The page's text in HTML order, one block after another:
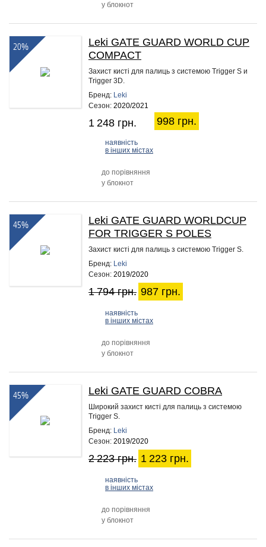
у блокнот
20%
Leki GATE GUARD WORLD CUP
COMPACT
Захист кисті для палиць з системою Trigger S и
Trigger 3D.
Бренд: Leki
Сезон: 2020/2021
1 248 грн. 998 грн.
наявність
в інших містах
до порівняння
у блокнот
45%
Leki GATE GUARD WORLDCUP
FOR TRIGGER S POLES
Захист кисті для палиць з системою Trigger S.
Бренд: Leki
Сезон: 2019/2020
1 794 грн. 987 грн.
наявність
в інших містах
до порівняння
у блокнот
45% Leki GATE GUARD COBRA
Широкий захист кисті для палиць з системою
Trigger S.
Бренд: Leki
Сезон: 2019/2020
2 223 грн. 1 223 грн.
наявність
в інших містах
до порівняння
у блокнот